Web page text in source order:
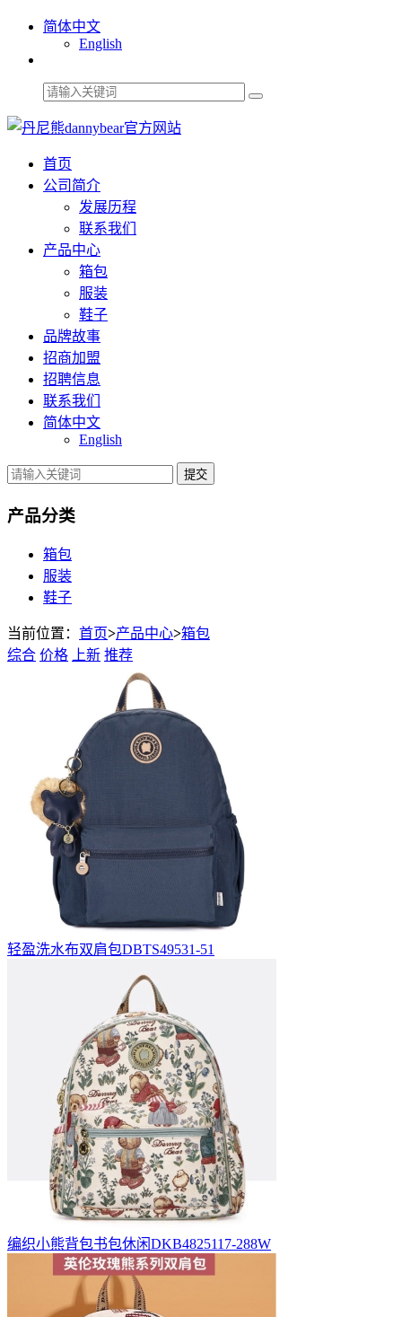
简体中文
English
首页
公司简介
发展历程
联系我们
产品中心
箱包
服装
鞋子
品牌故事
招商加盟
招聘信息
联系我们
简体中文
English
提交
产品分类
箱包
服装
鞋子
当前位置： 首页>产品中心>箱包
综合 价格 上新 推荐
轻盈洗水布双肩包DBTS49531-51
编织小熊背包书包休闲DKB4825117-288W